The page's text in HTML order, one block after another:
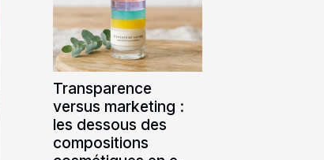
Transparence
versus marketing :
les dessous des
compositions